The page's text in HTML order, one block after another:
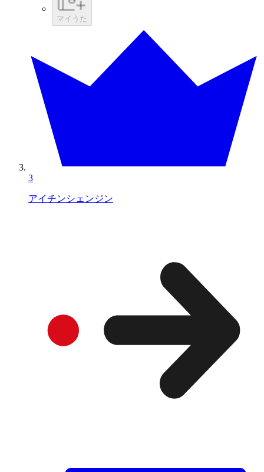
マイうた
3
アイチンシェンジン